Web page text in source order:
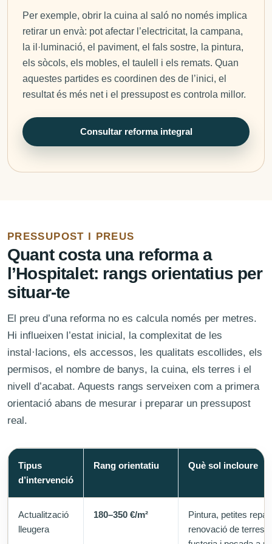
Per exemple, obrir la cuina al saló no només implica
retirar un envà: pot afectar l’electricitat, la campana,
la il·luminació, el paviment, el fals sostre, la pintura,
els sòcols, els mobles, el taulell i els remats. Quan
aquestes partides es coordinen des de l’inici, el
resultat és més net i el pressupost es controla millor.
Consultar reforma integral
PRESSUPOST I PREUS
Quant costa una reforma a
l’Hospitalet: rangs orientatius per
situar-te
El preu d’una reforma no es calcula només per metres.
Hi influeixen l’estat inicial, la complexitat de les
instal·lacions, els accessos, les qualitats escollides, els
permisos, el nombre de banys, la cuina, els terres i el
nivell d’acabat. Aquests rangs serveixen com a primera
orientació abans de mesurar i preparar un pressupost
real.
Tipus
d’intervenció
Rang orientatiu Què sol incloure
Actualització
lleugera
180–350 €/m²
Pintura, petites
renovació de terres,